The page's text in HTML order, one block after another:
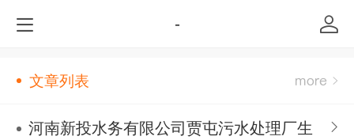
-
文章列表
河南新投水务有限公司贾屯污水处理厂生